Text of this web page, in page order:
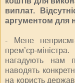
виплат.
аргументом для
- Мене
прем’єр-
нагадують нам
наводять
на користь